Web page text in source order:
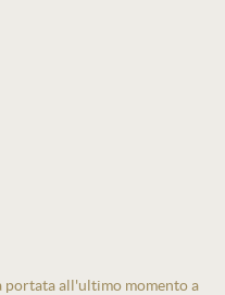
portata all'ultimo momento a